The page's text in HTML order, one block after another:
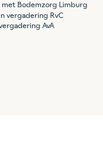
met Bodemzorg Limburg
vergadering RvC
AvA